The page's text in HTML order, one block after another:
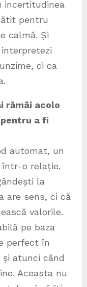
incertitudinea
pentru
calmă. Și
ci ca
rămâi acolo
a fi
automat, un
într-o relație.
la
are sens, ci că
valorile.
pe baza
perfect în
atunci când
Aceasta nu